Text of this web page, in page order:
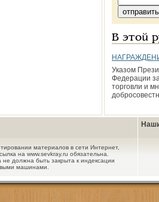
В этой
Указом
Федерации
торговли и
материалов в сети Интернет,
на www.sevkray.ru обязательна.
не должна быть закрыта к индексации
машинами.